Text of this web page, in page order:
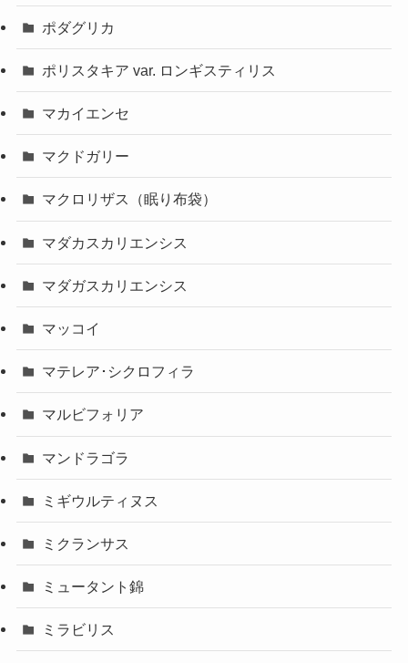
ポダグリカ
ポリスタキア var. ロンギスティリス
マカイエンセ
マクドガリー
マクロリザス（眠り布袋）
マダカスカリエンシス
マダガスカリエンシス
マッコイ
マテレア･シクロフィラ
マルビフォリア
マンドラゴラ
ミギウルティヌス
ミクランサス
ミュータント錦
ミラビリス